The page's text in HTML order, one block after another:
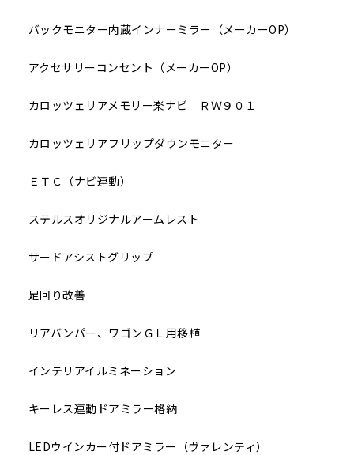
バックモニター内蔵インナーミラー（メーカーOP）
アクセサリーコンセント（メーカーOP）
カロッツェリアメモリー楽ナビ ＲＷ９０１
カロッツェリアフリップダウンモニター
ＥＴＣ（ナビ連動）
ステルスオリジナルアームレスト
サードアシストグリップ
足回り改善
リアバンパー、ワゴンＧＬ用移植
インテリアイルミネーション
キーレス連動ドアミラー格納
LEDウインカー付ドアミラー（ヴァレンティ）